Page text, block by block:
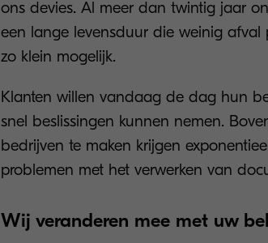
ons devies. Al meer dan twintig jaar
een lange levensduur die weinig
zo klein mogelijk.
Klanten willen vandaag de dag hun
snel beslissingen kunnen nemen.
bedrijven te maken krijgen
problemen met het verwerken van
Wij veranderen mee met uw